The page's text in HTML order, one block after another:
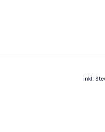
Minibar, Zimmersafe, Schreibtisch
inkl.